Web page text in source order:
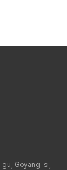
Goyang-si,